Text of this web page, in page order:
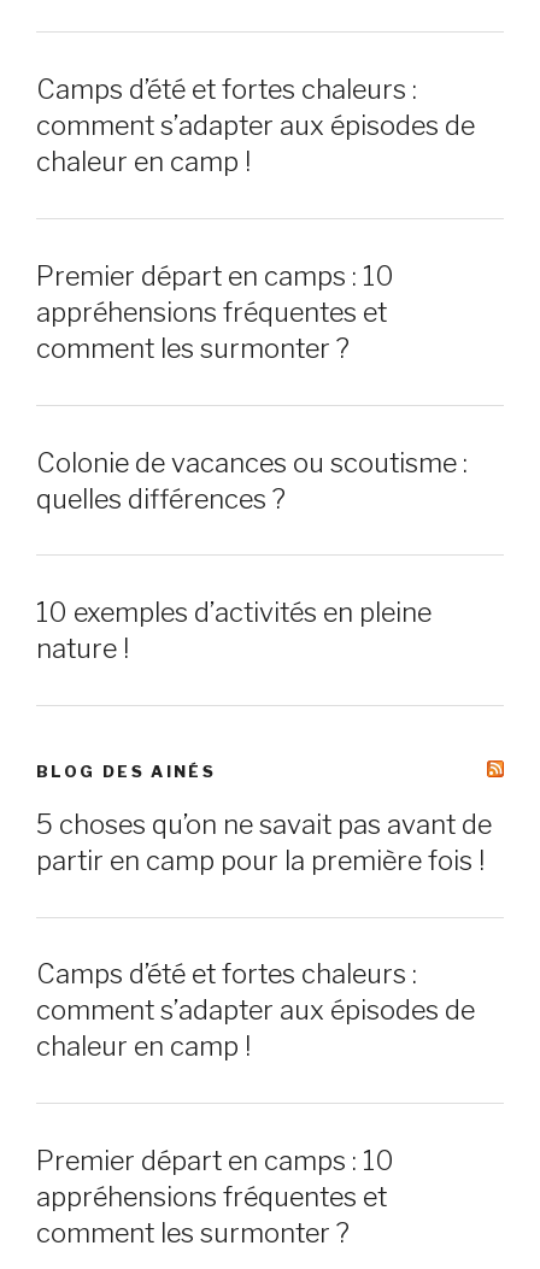
Camps d’été et fortes chaleurs :
comment s’adapter aux épisodes de
chaleur en camp !
Premier départ en camps : 10
appréhensions fréquentes et
comment les surmonter ?
Colonie de vacances ou scoutisme :
quelles différences ?
10 exemples d’activités en pleine
nature !
BLOG DES AINÉS
5 choses qu’on ne savait pas avant de
partir en camp pour la première fois !
Camps d’été et fortes chaleurs :
comment s’adapter aux épisodes de
chaleur en camp !
Premier départ en camps : 10
appréhensions fréquentes et
comment les surmonter ?